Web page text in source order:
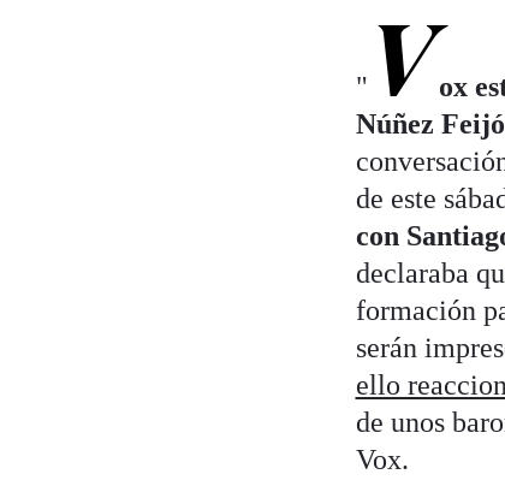
" Vox
Núñez
de este
con
declaraba
formación
serán
ello
de unos
Vox.